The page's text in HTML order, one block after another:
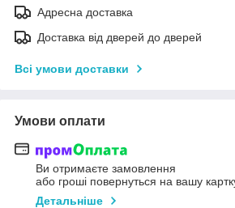
Адресна доставка
Доставка від дверей до дверей
Всі умови доставки
Умови оплати
Ви отримаєте замовлення
або гроші повернуться на вашу
Детальніше